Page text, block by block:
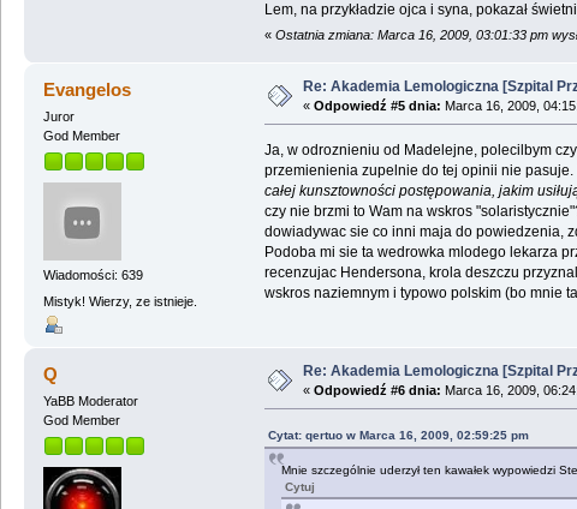
Lem, na przykładzie ojca i syna, pokazał
« Ostatnia zmiana: Marca 16, 2009, 03:01:33 pm
Evangelos
Juror
God Member
Wiadomości: 639
Mistyk! Wierzy, ze istnieje.
Re: Akademia Lemologiczna [Szpital
« Odpowiedź #5 dnia: Marca 16, 2009,
Ja, w odroznieniu od Madelejne, polecilbym
przemienienia zupelnie do tej opinii nie
całej kunsztowności postępowania, jakim
czy nie brzmi to Wam na wskros
dowiadywac sie co inni maja do powiedzenia,
Podoba mi sie ta wedrowka mlodego lekarza
recenzujac Hendersona, krola deszczu
wskros naziemnym i typowo polskim (bo mnie
Q
YaBB Moderator
God Member
Re: Akademia Lemologiczna [Szpital
« Odpowiedź #6 dnia: Marca 16, 2009,
Cytat: qertuo w Marca 16, 2009, 02:59:25 pm
Mnie szczególnie uderzył ten kawałek wypowiedzi
Cytuj